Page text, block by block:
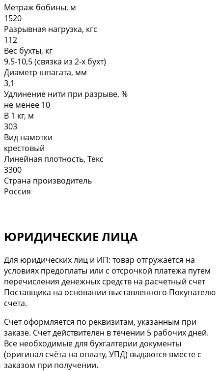
Метраж бобины, м
1520
Разрывная нагрузка, кгс
112
Вес бухты, кг
9,5-10,5 (связка из 2-х бухт)
Диаметр шпагата, мм
3,1
Удлинение нити при разрыве, %
не менее 10
В 1 кг, м
303
Вид намотки
крестовый
Линейная плотность, Текс
3300
Страна производитель
Россия
ЮРИДИЧЕСКИЕ ЛИЦА
Для юридических лиц и ИП: товар отгружается на
условиях предоплаты или с отсрочкой платежа путем
перечисления денежных средств на расчетный счет
Поставщика на основании выставленного Покупателю
счета.
Cчет оформляется по реквизитам, указанным при
заказе. Счет действителен в течении 5 рабочих дней.
Все необходимые для бухгалтерии документы
(оригинал счёта на оплату, УПД) выдаются вместе с
заказом при получении.